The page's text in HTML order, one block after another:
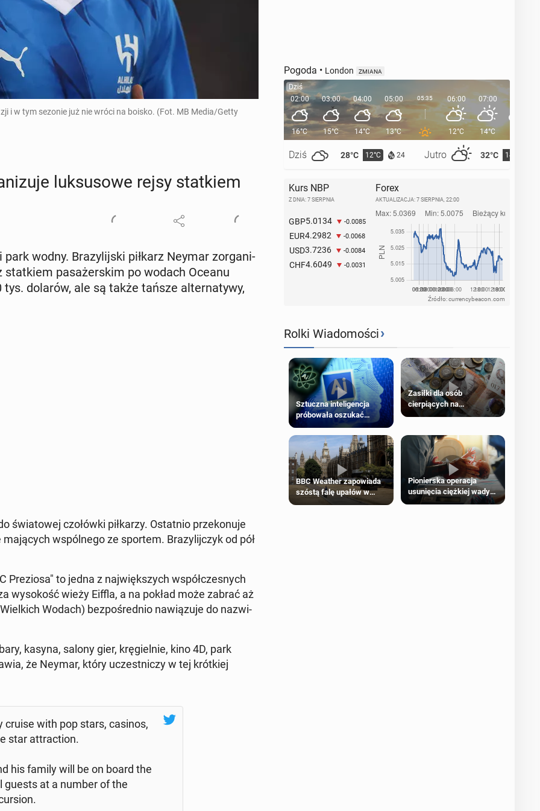
i w tym sezonie już nie wróci na boisko. (Fot. MB Media/Getty
luk­su­so­we rejsy stat­kiem
wodny. Bra­zy­lij­ski piłkarz Neymar zor­ga­ni­
pa­sa­żer­skim po wodach Oceanu
dolarów, ale są także tańsze al­ter­na­ty­wy,
świa­to­wej czo­łów­ki pił­ka­rzy. Ostat­nio prze­ko­nu­je
wspól­ne­go ze sportem. Bra­zy­lij­czyk od pół
Pre­zio­sa" to jedna z naj­więk­szych współ­cze­snych
wy­so­kość wieży Eiffla, a na pokład może zabrać aż
Wodach) bez­po­śred­nio na­wią­zu­je do na­zwi­
kasyna, salony gier, krę­giel­nie, kino 4D, park
że Neymar, który uczest­ni­czy w tej krót­kiej
cruise with pop stars, casinos,
star at­trac­tion.
his family will be on board the
guests at a number of the
Pogoda • London ZMIANA
Dziś
02:00
16°C
Dziś 28°C 12°C 24 Jutro 32°C 14°C
03:00
15°C
04:00
14°C
05:00
13°C
05:35 06:00
12°C
07:00
14°C
08:00
Kurs NBP
Z DNIA: 7 SIERPNIA
GBP5.0134 -0.0085
EUR4.2982 -0.0068
USD3.7236 -0.0084
CHF4.6049 -0.0031
Forex
AKTUALIZACJA: 7 SIERPNIA, 22:00
Źródło: currencybeacon.com
Rolki Wiadomości›
Sztuczna inteligencja
próbowała oszukać
człowieka
Zasiłki dla osób
cierpiących na
schorzenia psychiczne
BBC Weather zapowiada
szóstą falę upałów w
Londynie
Pionierska operacja
usunięcia ciężkiej wady
wrodzonej płodu w łonie